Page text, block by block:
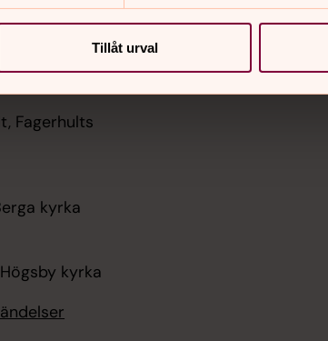
Tillåt urval
Fagerhults
kyrka
kyrka
Kontakta oss
Detta händer i kyrkan
Bröllop, Dop &
Verksamhet